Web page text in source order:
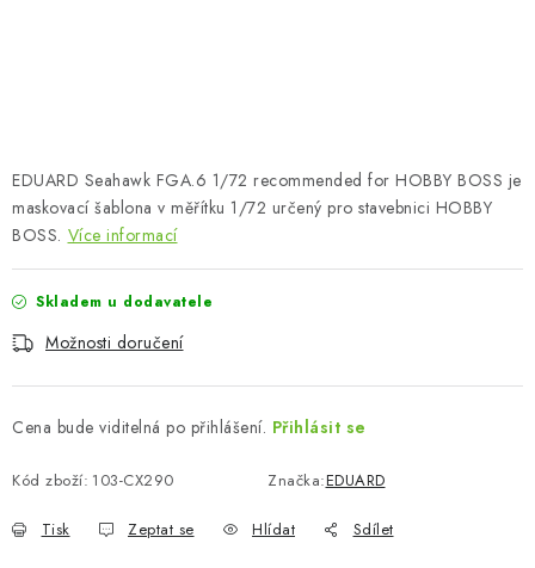
Velkoobchod (B2B)
FAQ Hromadná objednávka
EDUARD Seahawk FGA.6 1/72 recommended for HOBBY BOSS je
maskovací šablona v měřítku 1/72 určený pro stavebnici HOBBY
BOSS. Více informací
Skladem u dodavatele
Možnosti doručení
Cena bude viditelná po přihlášení. Přihlásit se
Kód zboží: 103-CX290 Značka:EDUARD
Tisk Zeptat se Hlídat Sdílet